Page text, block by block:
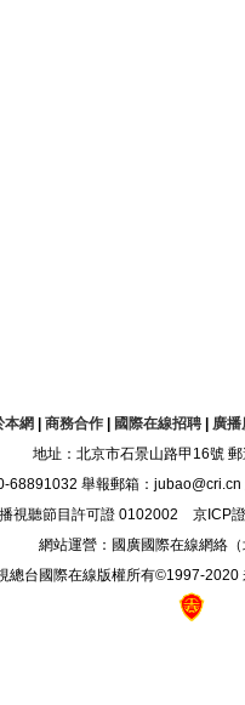
本網 商務合作| 國際在線招聘| 廣播
地址：北京市石景山路甲16號
68891032 舉報郵箱：
視聽節目許可證 0102002 京ICP證
網站運營：國廣國際在線網絡（
總台國際在線版權所有©1997-2020